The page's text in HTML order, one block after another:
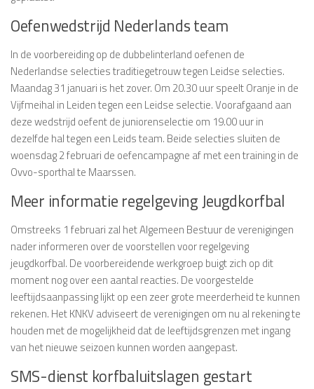
Oefenwedstrijd Nederlands team
In de voorbereiding op de dubbelinterland oefenen de
Nederlandse selecties traditiegetrouw tegen Leidse selecties.
Maandag 31 januari is het zover. Om 20.30 uur speelt Oranje in de
Vijfmeihal in Leiden tegen een Leidse selectie. Voorafgaand aan
deze wedstrijd oefent de juniorenselectie om 19.00 uur in
dezelfde hal tegen een Leids team. Beide selecties sluiten de
woensdag 2 februari de oefencampagne af met een training in de
Ovvo-sporthal te Maarssen.
Meer informatie regelgeving Jeugdkorfbal
Omstreeks 1 februari zal het Algemeen Bestuur de verenigingen
nader informeren over de voorstellen voor regelgeving
jeugdkorfbal. De voorbereidende werkgroep buigt zich op dit
moment nog over een aantal reacties. De voorgestelde
leeftijdsaanpassing lijkt op een zeer grote meerderheid te kunnen
rekenen. Het KNKV adviseert de verenigingen om nu al rekening te
houden met de mogelijkheid dat de leeftijdsgrenzen met ingang
van het nieuwe seizoen kunnen worden aangepast.
SMS-dienst korfbaluitslagen gestart